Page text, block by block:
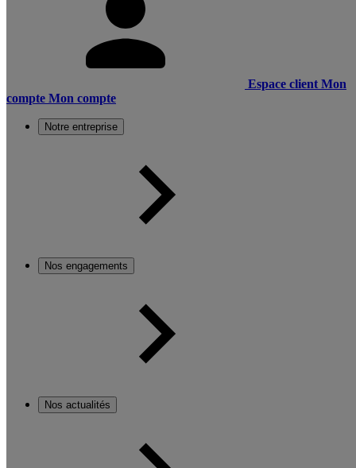
Espace client Mon
compte Mon compte
Notre entreprise
Nos engagements
Nos actualités